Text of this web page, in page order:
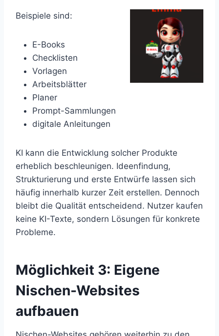
Beispiele sind:
E-Books
Checklisten
Vorlagen
Arbeitsblätter
Planer
Prompt-Sammlungen
digitale Anleitungen
KI kann die Entwicklung solcher Produkte
erheblich beschleunigen. Ideenfindung,
Strukturierung und erste Entwürfe lassen sich
häufig innerhalb kurzer Zeit erstellen. Dennoch
bleibt die Qualität entscheidend. Nutzer kaufen
keine KI-Texte, sondern Lösungen für konkrete
Probleme.
Möglichkeit 3: Eigene
Nischen-Websites
aufbauen